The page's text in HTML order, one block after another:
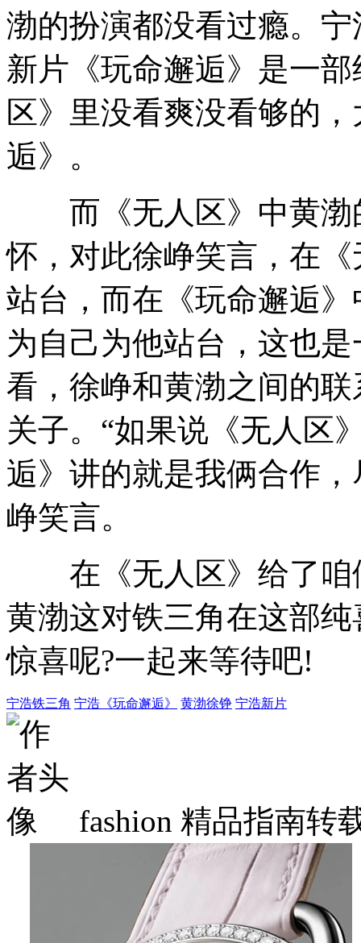
渤的扮演都没看过瘾。
新片《玩命邂逅》是一
区》里没看爽没看够的
逅》。
而《无人区》中黄渤
怀，对此徐峥笑言，在
站台，而在《玩命邂逅
为自己为他站台，这也
看，徐峥和黄渤之间的
关子。“如果说《无人区
逅》讲的就是我俩合作
峥笑言。
在《无人区》给了咱
黄渤这对铁三角在这部
惊喜呢?一起来等待吧!
宁浩铁三角 宁浩《玩命邂逅》 黄渤徐铮 宁浩新片
fashion 精品指南转